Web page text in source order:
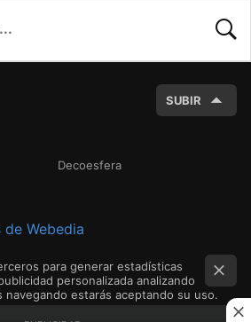
SUBIR
Decoesfera
Webedia
para generar estadísticas
personalizada analizando
navegando estarás aceptando su uso.